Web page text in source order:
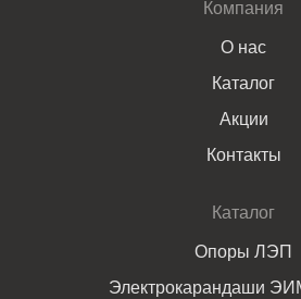
Компания
О нас
Каталог
Акции
Контакты
Каталог
Опоры ЛЭП
Электрокарандаши